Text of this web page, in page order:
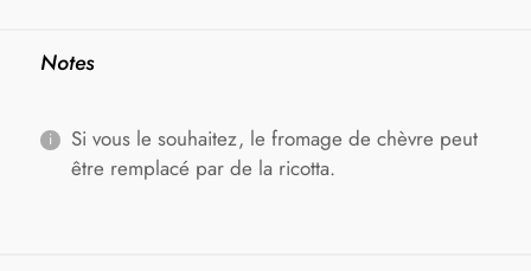
Notes
Si vous le souhaitez, le fromage de chèvre peut
être remplacé par de la ricotta.